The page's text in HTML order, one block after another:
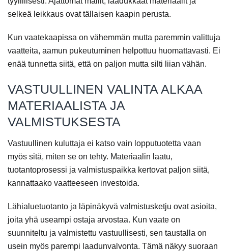
selkeä leikkaus ovat tällaisen kaapin perusta.
Kun vaatekaapissa on vähemmän mutta paremmin valittuja
vaatteita, aamun pukeutuminen helpottuu huomattavasti. Ei
enää tunnetta siitä, että on paljon mutta silti liian vähän.
VASTUULLINEN VALINTA ALKAA
MATERIAALISTA JA
VALMISTUKSESTA
Vastuullinen kuluttaja ei katso vain lopputuotetta vaan
myös sitä, miten se on tehty. Materiaalin laatu,
tuotantoprosessi ja valmistuspaikka kertovat paljon siitä,
kannattaako vaatteeseen investoida.
Lähialuetuotanto ja läpinäkyvä valmistusketju ovat asioita,
joita yhä useampi ostaja arvostaa. Kun vaate on
suunniteltu ja valmistettu vastuullisesti, sen taustalla on
usein myös parempi laadunvalvonta. Tämä näkyy suoraan